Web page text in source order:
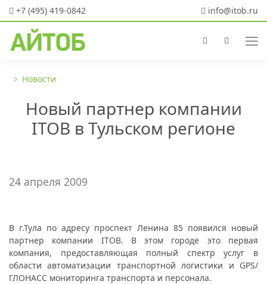
+7 (495) 419-0842 info@itob.ru
Новости
Новый партнер компании
ITOB в Тульском регионе
24 апреля 2009
В г.Тула по адресу проспект Ленина 85 появился новый
партнер компании ITOB. В этом городе это первая
компания, предоставляющая полный спектр услуг в
области автоматизации транспортной логистики и GPS/
ГЛОНАСС мониторинга транспорта и персонала.